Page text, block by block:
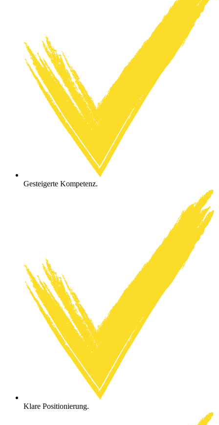
Gesteigerte Kompetenz.
Klare Positionierung.